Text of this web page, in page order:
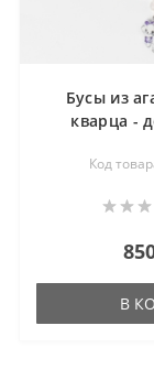
Бусы из
кварца -
Код
В